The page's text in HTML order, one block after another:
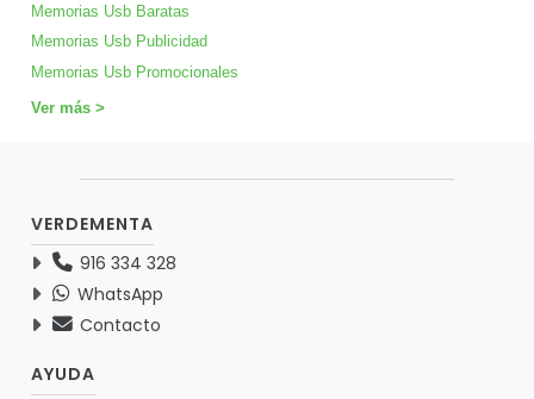
Memorias Usb Baratas
Memorias Usb Publicidad
Memorias Usb Promocionales
Ver más >
VERDEMENTA
916 334 328
WhatsApp
Contacto
AYUDA